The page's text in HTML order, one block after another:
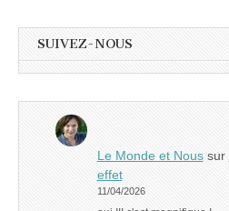
SUIVEZ-NOUS
Le Monde et Noussur
effet
11/04/2026